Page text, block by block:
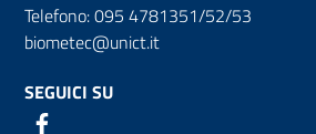
Telefono: 095 4781351/52/53
biometec@unict.it
SEGUICI SU